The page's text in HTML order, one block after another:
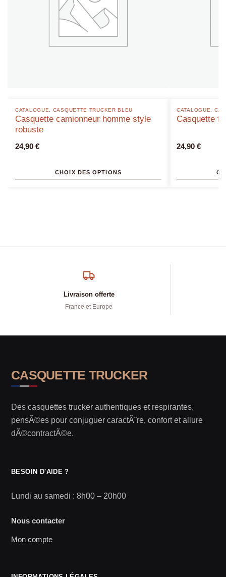
CATALOGUE CASQUETTE TRUCKER BLEU
Casquette camionneur homme style
robuste
24,90 €
CHOIX DES OPTIONS
CATALOGUE
Casquette
24,90 €
Livraison offerte
France et Europe
CASQUETTE TRUCKER
Des casquettes trucker authentiques et respirantes,
pensÃ©es pour conjuguer caractÃ¨re, confort et allure
dÃ©contractÃ©e.
BESOIN D'AIDE ?
Lundi au samedi : 8h00 – 20h00
Nous contacter
Mon compte